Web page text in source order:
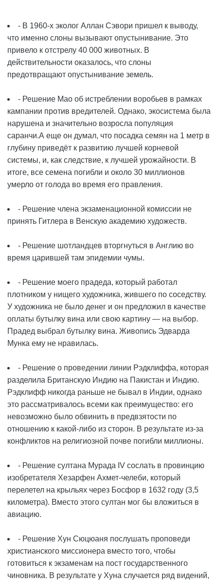
- В 1960-х эколог Аллан Сэвори пришел к выводу,
что именно слоны вызывают опустынивание. Это
привело к отстрелу 40 000 животных. В
действительности оказалось, что слоны
предотвращают опустынивание земель.
- Решение Мао об истреблении воробьев в рамках
кампании против вредителей. Однако, экосистема была
нарушена и значительно возросла популяция
саранчи.А еще он думал, что посадка семян на 1 метр в
глубину приведёт к развитию лучшей корневой
системы, и, как следствие, к лучшей урожайности. В
итоге, все семена погибли и около 30 миллионов
умерло от голода во время его правления.
- Решение члена экзаменационной комиссии не
принять Гитлера в Венскую академию художеств.
- Решение шотландцев вторгнуться в Англию во
время царившей там эпидемии чумы.
- Решение моего прадеда, который работал
плотником у нищего художника, жившего по соседству.
У художника не было денег и он предложил в качестве
оплаты бутылку вина или свою картину — на выбор.
Прадед выбрал бутылку вина. Живопись Эдварда
Мунка ему не нравилась.
- Решение о проведении линии Рэдклиффа, которая
разделила Британскую Индию на Пакистан и Индию.
Рэдклифф никогда раньше не бывал в Индии, однако
это рассматривалось всеми как преимущество: его
невозможно было обвинить в предвзятости по
отношению к какой-либо из сторон. В результате из-за
конфликтов на религиозной почве погибли миллионы.
- Решение султана Мурада IV сослать в провинцию
изобретателя Хезарфен Ахмет-челеби, который
перелетел на крыльях через Босфор в 1632 году (3,5
километра). Вместо этого султан мог бы вложиться в
авиацию.
- Решение Хун Сюцюаня послушать проповеди
христианского миссионера вместо того, чтобы
готовиться к экзаменам на пост государственного
чиновника. В результате у Хуна случается ряд видений,